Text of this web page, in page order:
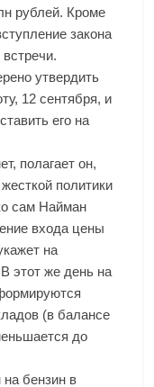
рублей. Кроме
закона
утвердить
12 сентября, и
его на
полагает он,
политики
сам Найман
входа цены
на
этот же день на
(в балансе
до
бензин в